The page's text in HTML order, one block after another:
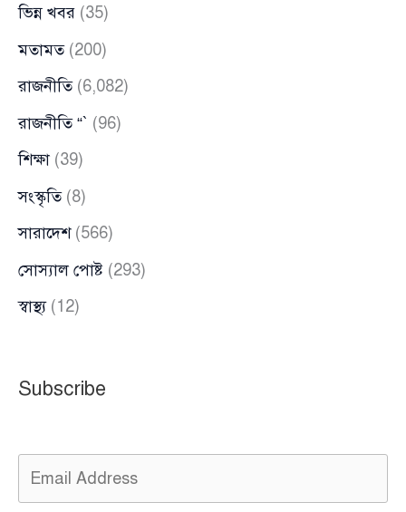
ভিন্ন খবর (35)
মতামত(200)
রাজনীতি(6,082)
রাজনীতি “` (96)
শিক্ষা (39)
সংস্কৃতি(8)
সারাদেশ(566)
সোস্যাল পোষ্ট (293)
স্বাস্থ্য(12)
Subscribe